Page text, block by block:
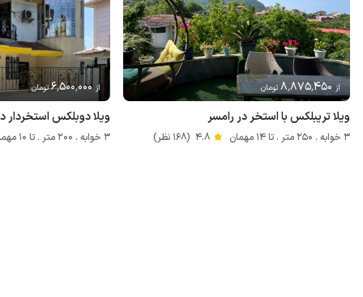
از 8٬875٬450تومان
ویلا تریبلکس با استخر در رامسر
3 خوابه . 250 متر . تا 14 مهمان 4.8 (168 نظر)
از 6٬500٬000تومان
ویلا دوبلکس استخردار
3 خوابه . 200 متر . تا 10 مهمان